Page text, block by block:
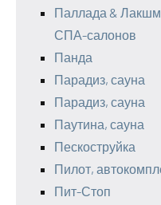
Паллада &
СПА-салонов
Панда
Парадиз, сауна
Парадиз, сауна
Паутина, сауна
Пескоструйка
Пилот,
Пит-Стоп